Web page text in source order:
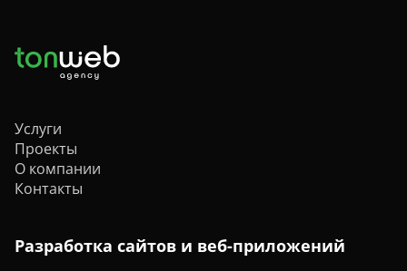
Услуги
Проекты
О компании
Контакты
Разработка сайтов и веб-приложений